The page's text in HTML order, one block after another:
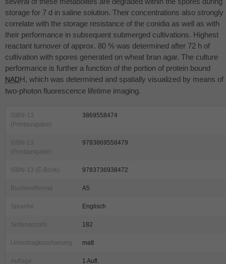
storage for 7 d in saline solution. Their concentrations also strongly
correlate with the storage resistance of the conidia as well as with
their performance in subsequent submerged cultivations. Highest
reactant turnover of approx. 80 % was determined after 72 h of
cultivation with spores generated on wheat bran agar. The culture
performance is further a function of the portion of protein bound
NADH, which was determined and spatially visualized by means of
two-photon fluorescence lifetime imaging.
ISBN-13
(Printausgabe)
3869558474
ISBN-13
(Printausgabe)
9783869558479
ISBN-13 (E-Book) 9783736938472
Buchendformat A5
Sprache Englisch
Seitenanzahl 182
Umschlagkaschierung matt
Auflage 1 Aufl.